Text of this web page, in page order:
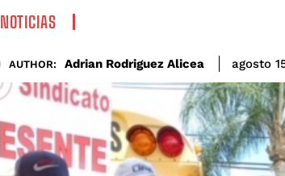
NOTICIAS
AUTHOR: Adrian Rodriguez Alicea agosto